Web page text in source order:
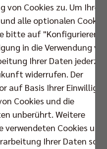
aus dem äußersten
die BR Volleys
folgen auf
extrem wichtige
das
der CEV Champions
Nach dem
TSV Haching
den nächsten Sieg,
zu gehen. Von
Deutsche Meister
von Cookies zu. Um Ihre
alle optionalen Cookies
bitte auf "Konfigurieren".
in die Verwendung
Ihrer Daten
widerrufen. Der
auf Basis Ihrer
Cookies und die
unberührt. Weitere
Cookies und
Ihrer Daten